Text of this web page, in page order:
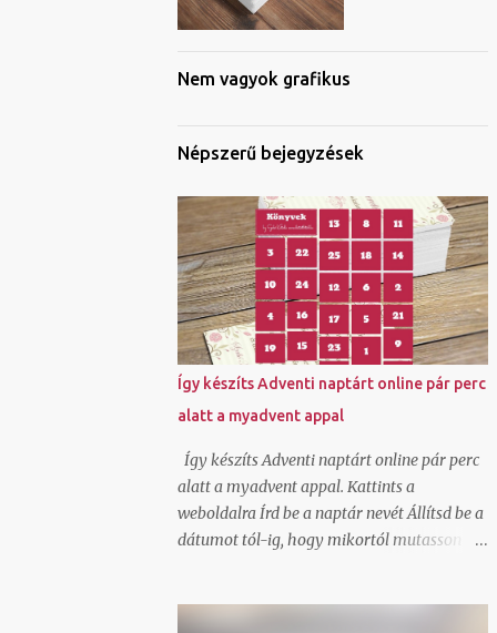
Nem vagyok grafikus
Népszerű bejegyzések
Így készíts Adventi naptárt online pár perc
alatt a myadvent appal
Így készíts Adventi naptárt online pár perc
alatt a myadvent appal. Kattints a
weboldalra Írd be a naptár nevét Állítsd be a
dátumot tól-ig, hogy mikortól mutasson
meglepetést szánod. Ha szeretnél saját